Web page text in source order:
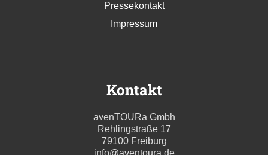
Pressekontakt
Impressum
Kontakt
avenTOURa Gmbh
Rehlingstraße 17
79100 Freiburg